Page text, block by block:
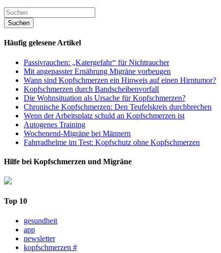
Häufig gelesene Artikel
Passivrauchen: „Katergefahr“ für Nichtraucher
Mit angepasster Ernährung Migräne vorbeugen
Wann sind Kopfschmerzen ein Hinweis auf einen Hirntumor?
Kopfschmerzen durch Bandscheibenvorfall
Die Wohnsituation als Ursache für Kopfschmerzen?
Chronische Kopfschmerzen: Den Teufelskreis durchbrechen
Wenn der Arbeitsplatz schuld an Kopfschmerzen ist
Autogenes Training
Wochenend-Migräne bei Männern
Fahrradhelme im Test: Kopfschutz ohne Kopfschmerzen
Hilfe bei Kopfschmerzen und Migräne
Top 10
gesundheit
app
newsletter
kopfschmerzen #